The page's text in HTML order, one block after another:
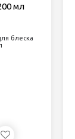
блеска